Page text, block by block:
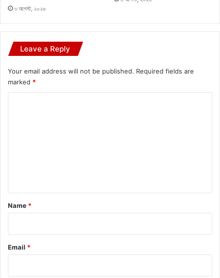
৩ আগস্ট, ২০২৬
Leave a Reply
Your email address will not be published. Required fields are
marked *
*
Name *
Email *